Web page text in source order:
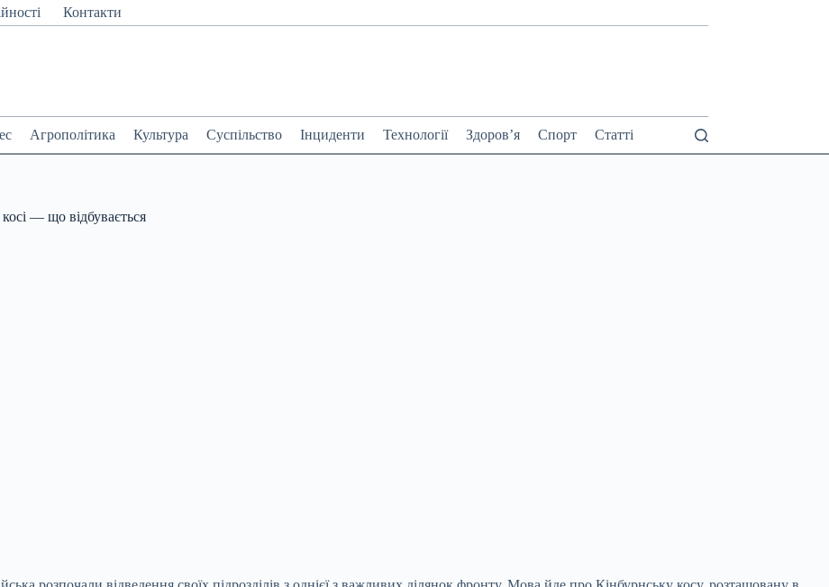
Контакти
Агрополітика Культура Суспільство Інциденти Технології Здоров’я Спорт Статті
— що відбувається